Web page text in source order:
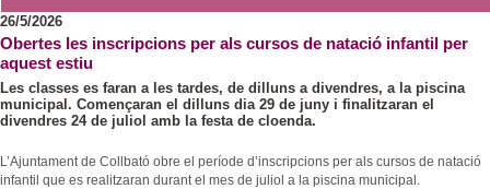
Calendari de neteja viària
El Porta a Porta a Collbató
26/5/2026
Obertes les inscripcions per als cursos de natació infantil per
aquest estiu
Les classes es faran a les tardes, de dilluns a divendres, a la piscina
municipal. Començaran el dilluns dia 29 de juny i finalitzaran el
divendres 24 de juliol amb la festa de cloenda.
L’Ajuntament de Collbató obre el període d’inscripcions per als cursos de natació
infantil que es realitzaran durant el mes de juliol a la piscina municipal.